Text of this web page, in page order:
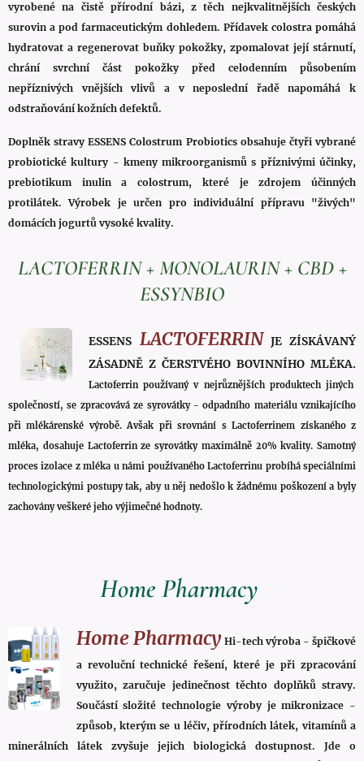
vyrobené na čistě přírodní bázi, z těch nejkvalitnějších českých
surovin a pod farmaceutickým dohledem. Přídavek colostra pomáhá
hydratovat a regenerovat buňky pokožky, zpomalovat její stárnutí,
chrání svrchní část pokožky před celodenním působením
nepříznivých vnějších vlivů a v neposlední řadě napomáhá k
odstraňování kožních defektů.
Doplněk stravy ESSENS Colostrum Probiotics obsahuje čtyři vybrané
probiotické kultury - kmeny mikroorganismů s příznivými účinky,
prebiotikum inulin a colostrum, které je zdrojem účinných
protilátek. Výrobek je určen pro individuální přípravu "živých"
domácích jogurtů vysoké kvality.
LACTOFERRIN + MONOLAURIN + CBD +
ESSYNBIO
ESSENS LACTOFERRIN JE ZÍSKÁVANÝ
ZÁSADNĚ Z ČERSTVÉHO BOVINNÍHO MLÉKA.
Lactoferrin používaný v nejrůznějších produktech jiných
společností, se zpracovává ze syrovátky - odpadního materiálu vznikajícího
při mlékárenské výrobě. Avšak při srovnání s Lactoferrinem získaného z
mléka, dosahuje Lactoferrin ze syrovátky maximálně 20% kvality. Samotný
proces izolace z mléka u námi používaného Lactoferrinu probíhá speciálními
technologickými postupy tak, aby u něj nedošlo k žádnému poškození a byly
zachovány veškeré jeho výjimečné hodnoty.
Home Pharmacy
Home Pharmacy Hi-tech výroba - špičkové
a revoluční technické řešení, které je při zpracování
využito, zaručuje jedinečnost těchto doplňků stravy.
Součástí složité technologie výroby je mikronizace -
způsob, kterým se u léčiv, přírodních látek, vitamínů a
minerálních látek zvyšuje jejich biologická dostupnost. Jde o